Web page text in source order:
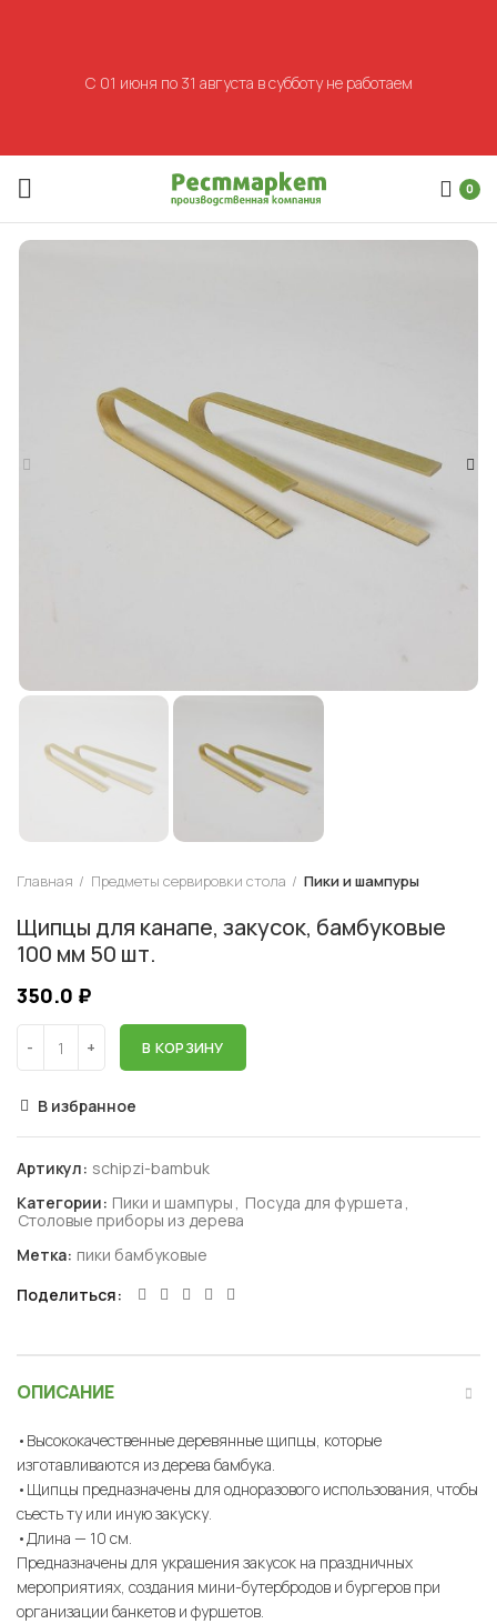
0
Главная Предметы сервировки стола Пики и шампуры
Щипцы для канапе, закусок, бамбуковые
100 мм 50 шт.
350.0 ₽
В КОРЗИНУ
В избранное
Артикул: schipzi-bambuk
Категории: Пики и шампуры , Посуда для фуршета ,
Столовые приборы из дерева
Метка: пики бамбуковые
Поделиться
ОПИСАНИЕ
•Высококачественные деревянные щипцы, которые
изготавливаются из дерева бамбука.
•Щипцы предназначены для одноразового использования, чтобы
съесть ту или иную закуску.
•Длина — 10 см.
Предназначены для украшения закусок на праздничных
мероприятиях, создания мини-бутербродов и бургеров при
организации банкетов и фуршетов.
С 01 июня по 31 августа в субботу не работаем